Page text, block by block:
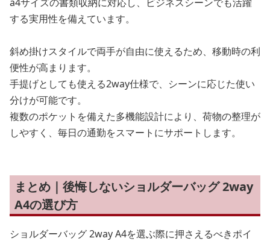
する実用性を備えています。
斜め掛けスタイルで両手が自由に使えるため、移動時の利
便性が高まります。
手提げとしても使える2way仕様で、シーンに応じた使い
分けが可能です。
複数のポケットを備えた多機能設計により、荷物の整理が
しやすく、毎日の通勤をスマートにサポートします。
まとめ｜後悔しないショルダーバッグ 2way
A4の選び方
ショルダーバッグ 2way A4を選ぶ際に押さえるべきポイ